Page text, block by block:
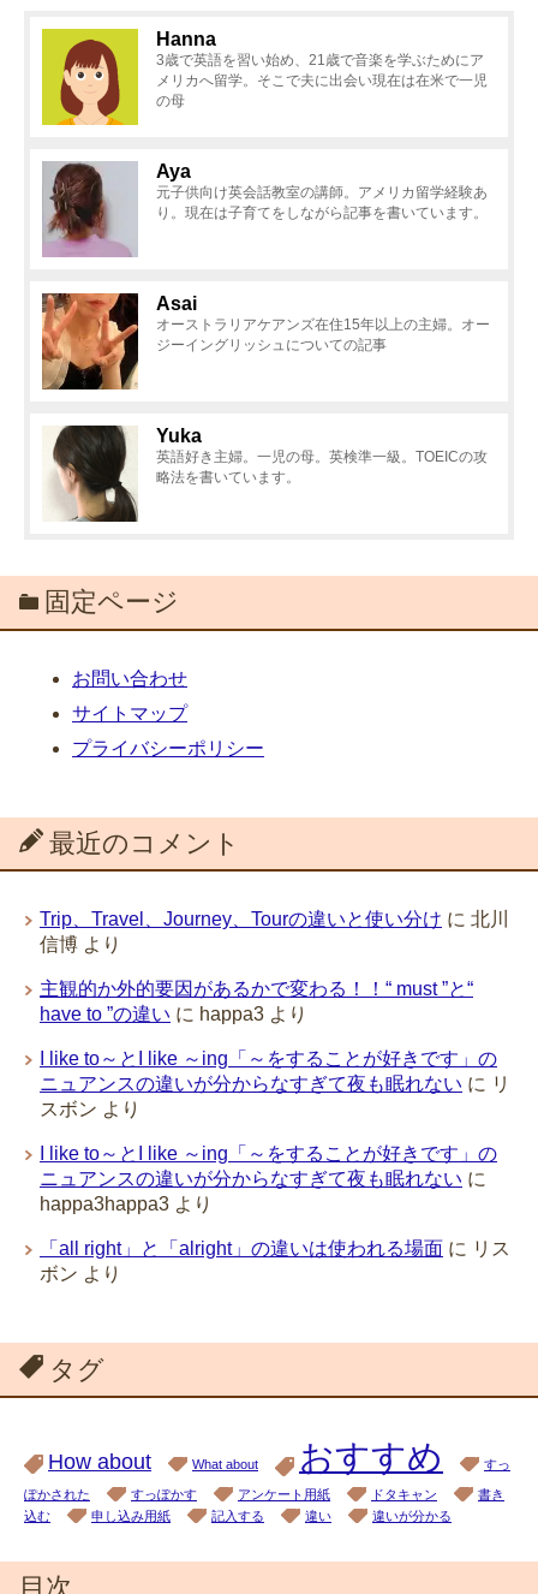
Hanna
3歳で英語を習い始め、21歳で音楽を学ぶためにア
メリカへ留学。そこで夫に出会い現在は在米で一児
の母
Aya
元子供向け英会話教室の講師。アメリカ留学経験あ
り。現在は子育てをしながら記事を書いています。
Asai
オーストラリアケアンズ在住15年以上の主婦。オー
ジーイングリッシュについての記事
Yuka
英語好き主婦。一児の母。英検準一級。TOEICの攻
略法を書いています。
固定ページ
お問い合わせ
サイトマップ
プライバシーポリシー
最近のコメント
Trip、Travel、Journey、Tourの違いと使い分け に 北川
信博 より
主観的か外的要因があるかで変わる！！“ must ”と“
have to ”の違い に happa3 より
I like to～とI like ～ing「～をすることが好きです」の
ニュアンスの違いが分からなすぎて夜も眠れない に リ
スボン より
I like to～とI like ～ing「～をすることが好きです」の
ニュアンスの違いが分からなすぎて夜も眠れない に
happa3happa3 より
「all right」と「alright」の違いは使われる場面 に リス
ボン より
タグ
How about What about おすすめ すっ
ぽかされた すっぽかす アンケート用紙 ドタキャン
書き
込む
申し込み用紙 記入する 違い 違いが分かる
目次